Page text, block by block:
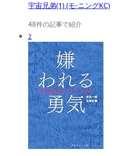
宇宙兄弟(1) (モ-ニングKC)
48件の記事で紹介
2